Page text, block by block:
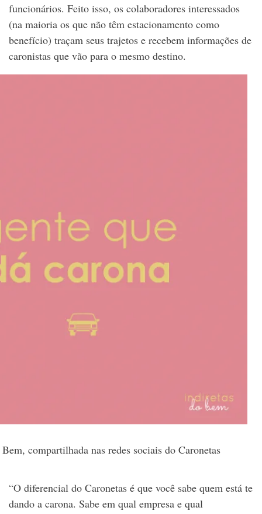
funcionários. Feito isso, os colaboradores interessados
(na maioria os que não têm estacionamento como
benefício) traçam seus trajetos e recebem informações de
caronistas que vão para o mesmo destino.
compartilhada nas redes sociais do Caronetas
“O diferencial do Caronetas é que você sabe quem está te
dando a carona. Sabe em qual empresa e qual